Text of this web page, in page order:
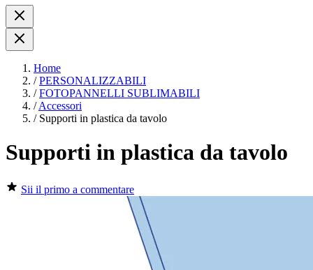
Home
/ PERSONALIZZABILI
/ FOTOPANNELLI SUBLIMABILI
/ Accessori
/ Supporti in plastica da tavolo
Supporti in plastica da tavolo
Sii il primo a commentare